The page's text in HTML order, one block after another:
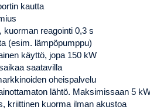
kautta
reagointi 0,3 s
(esim. lämpöpumppu)
käyttö, jopa 150 kW
saatavilla
oheispalvelu
lähtö. Maksimissaan 5
kriittinen kuorma ilman akustoa